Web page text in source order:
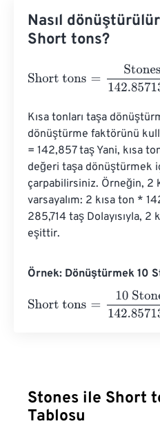
Nasıl
Short tons?
Short tons
Kısa tonları taşa
dönüştürme faktörünü
= 142,857 taş Yani, kısa
değeri taşa dönüştürmek
çarpabilirsiniz. Örneğin, 2
varsayalım: 2 kısa ton *
285,714 taş Dolayısıyla, 2
eşittir.
Örnek: Dönüştürmek 10
Short tons
10 Stones
Stones ile Short
Tablosu